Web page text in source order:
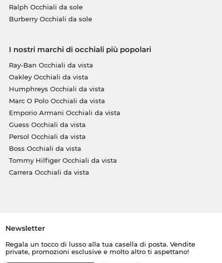
Ralph Occhiali da sole
Burberry Occhiali da sole
I nostri marchi di occhiali più popolari
Ray-Ban Occhiali da vista
Oakley Occhiali da vista
Humphreys Occhiali da vista
Marc O Polo Occhiali da vista
Emporio Armani Occhiali da vista
Guess Occhiali da vista
Persol Occhiali da vista
Boss Occhiali da vista
Tommy Hilfiger Occhiali da vista
Carrera Occhiali da vista
Newsletter
Regala un tocco di lusso alla tua casella di posta. Vendite
private, promozioni esclusive e molto altro ti aspettano!